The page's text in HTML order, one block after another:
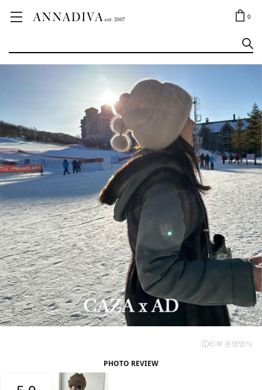
0
ANNA JEWELRY